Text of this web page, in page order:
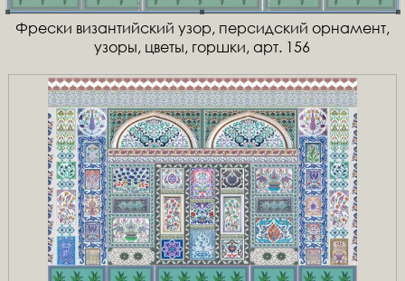
Фрески византийский узор, персидский орнамент,
узоры, цветы, горшки, арт. 156